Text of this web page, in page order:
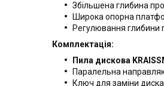
Збільшена глибина
Широка опорна
Регулювання глибини
Комплектація:
Пила дискова
Паралельна
Ключ для заміни диска